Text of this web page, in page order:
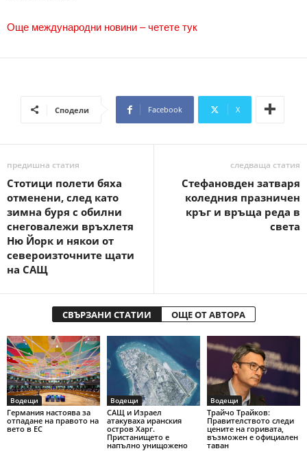
Още международни новини – четете тук
Сподели Facebook X
предишна статия
Стотици полети бяха
отменени, след като
зимна буря с обилни
снеговалежи връхлетя
Ню Йорк и някои от
североизточните щати
на САЩ
следваща статия
Стефановден затваря
коледния празничен
кръг и връща реда в
света
СВЪРЗАНИ СТАТИИ ОЩЕ ОТ АВТОРА
Водещи
Германия настоява за
отпадане на правото на
вето в ЕС
Водещи
САЩ и Израел
атакуваха иранския
остров Харг.
Пристанището е
напълно унищожено
Водещи
Трайчо Трайков:
Правителството следи
цените на горивата,
възможен е официален
таван